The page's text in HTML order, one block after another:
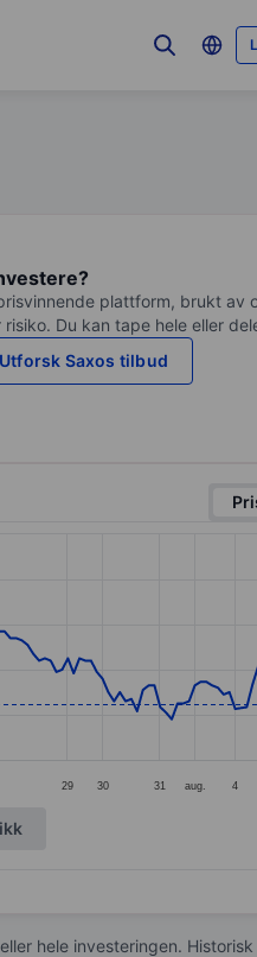
plattform, brukt av
Du kan tape hele eller
Utforsk Saxos tilbud
29 30 31 aug. 4
hele investeringen.